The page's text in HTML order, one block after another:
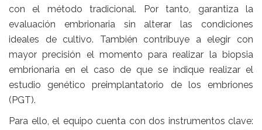
con el método tradicional. Por tanto, garantiza la
evaluación embrionaria sin alterar las condiciones
ideales de cultivo. También contribuye a elegir con
mayor precisión el momento para realizar la biopsia
embrionaria en el caso de que se indique realizar el
estudio genético preimplantatorio de los embriones
(PGT).
Para ello, el equipo cuenta con dos instrumentos clave: